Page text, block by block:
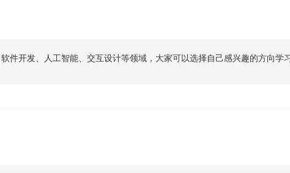
开发、人工智能、交互设计等领域，大家可以选择自己感兴趣的方向学习